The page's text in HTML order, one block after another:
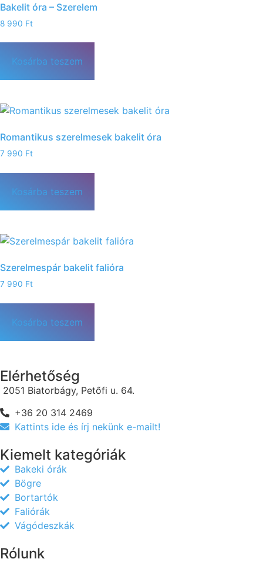
Bakelit óra – Szerelem
8 990 Ft
Kosárba teszem
Romantikus szerelmesek bakelit óra
7 990 Ft
Kosárba teszem
Szerelmespár bakelit falióra
7 990 Ft
Kosárba teszem
Elérhetőség
2051 Biatorbágy, Petőfi u. 64.
+36 20 314 2469
Kattints ide és írj nekünk e-mailt!
Kiemelt kategóriák
Bakeki órák
Bögre
Bortartók
Faliórák
Vágódeszkák
Rólunk